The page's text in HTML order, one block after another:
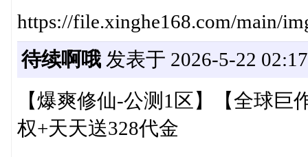
https://file.xinghe168.com/main/
待续啊哦发表于 2026-5-22
【爆爽修仙-公测1区】【全球
权+天天送328代金